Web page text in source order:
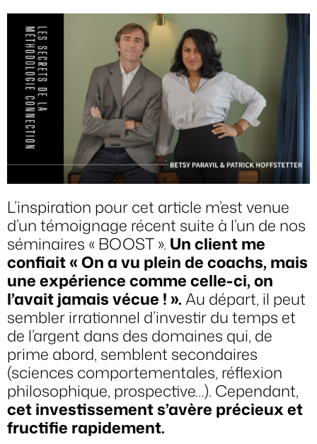
L’inspiration pour cet article m’est venue
d’un témoignage récent suite à l’un de nos
séminaires « BOOST ». Un client me
confiait « On a vu plein de coachs, mais
une expérience comme celle-ci, on
l’avait jamais vécue ! ».Au départ, il peut
sembler irrationnel d’investir du temps et
de l’argent dans des domaines qui, de
prime abord, semblent secondaires
(sciences comportementales, réflexion
philosophique, prospective…). Cependant,
cet investissement s’avère précieux et
fructifie rapidement.